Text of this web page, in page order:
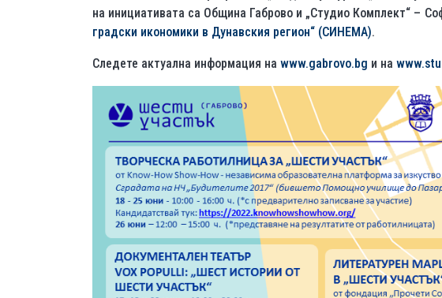
на инициативата са Община Габрово и „Студио Комплект“ –
градски икономики в Дунавския регион“ (CИНЕМА).
Следете актуална информация на www.gabrovo.bg и на